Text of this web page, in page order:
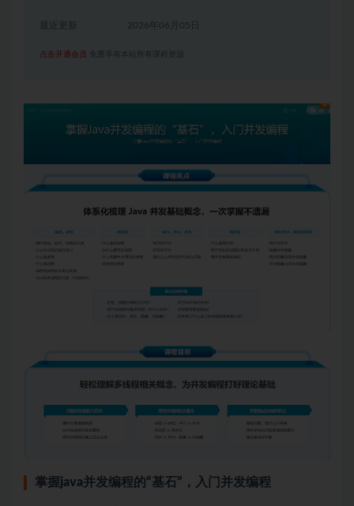
2026年06月05日
点击开通会员 免费享有本站所有课程资源
掌握java并发编程的“基石”，入门并发编程